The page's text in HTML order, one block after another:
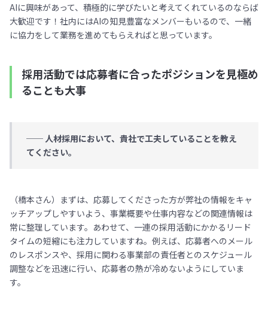
AIに興味があって、積極的に学びたいと考えてくれているのならば
大歓迎です！社内にはAIの知見豊富なメンバーもいるので、一緒
に協力をして業務を進めてもらえればと思っています。
採用活動では応募者に合ったポジションを見極め
ることも大事
── 人材採用において、貴社で工夫していることを教え
てください。
（橋本さん）まずは、応募してくださった方が弊社の情報をキャ
ッチアップしやすいよう、事業概要や仕事内容などの関連情報は
常に整理しています。あわせて、一連の採用活動にかかるリード
タイムの短縮にも注力していますね。例えば、応募者へのメール
のレスポンスや、採用に関わる事業部の責任者とのスケジュール
調整などを迅速に行い、応募者の熱が冷めないようにしていま
す。